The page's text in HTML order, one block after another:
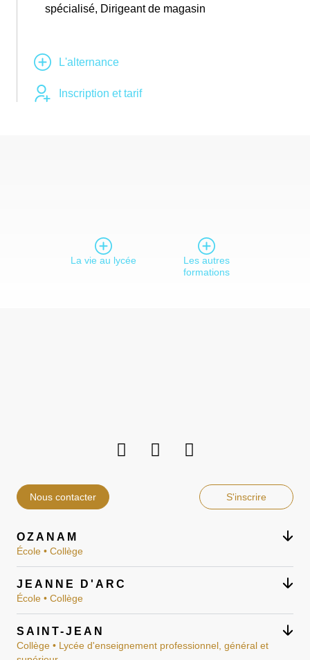
spécialisé, Dirigeant de magasin
L'alternance
Inscription et tarif
La vie au lycée
Les autres
formations
Nous contacter S'inscrire
OZANAM
École • Collège
JEANNE D'ARC
École • Collège
SAINT-JEAN
Collège • Lycée d'enseignement professionnel, général et